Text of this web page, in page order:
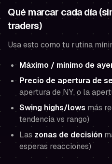
Qué marcar cada día
traders)
Usa esto como tu rutina
Máximo / mínimo de
Precio de apertura de
apertura de NY, o la
Swing highs/lows más
tendencia vs rango)
Las zonas de decisión
esperas reacciones)